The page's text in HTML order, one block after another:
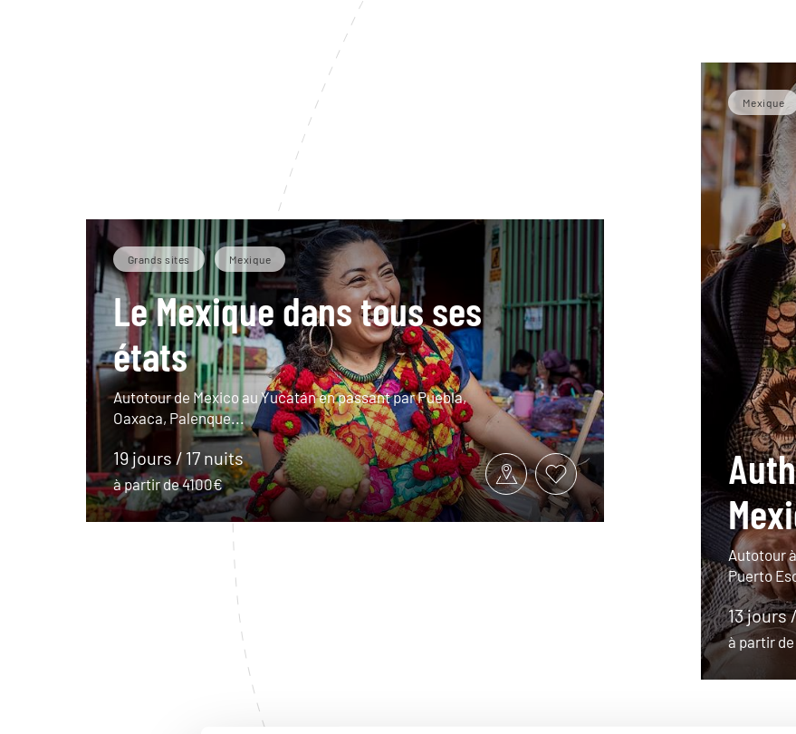
Grands sites Mexique
Le Mexique dans tous ses
états
Autotour de Mexico au Yucatán en passant par Puebla,
Oaxaca, Palenque...
19 jours / 17 nuits
à partir de 4100€
Mexique
Autotour
Puerto
13 jours
à partir